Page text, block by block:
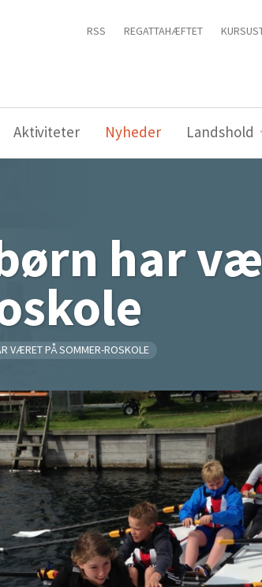
RSS REGATTAHÆFTET
Aktiviteter Nyheder Landshold
har
VÆRET PÅ SOMMER-ROSKOLE